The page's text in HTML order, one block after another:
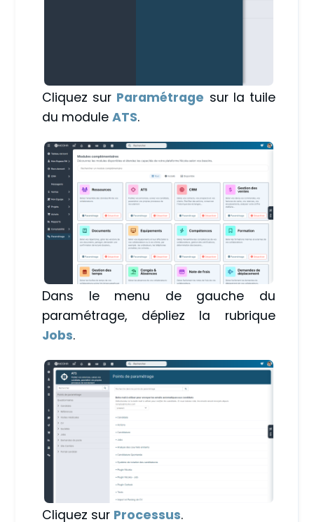
Cliquez sur Paramétrage sur la tuile
du moduleATS.
Dans le menu de gauche du
paramétrage, dépliez la rubrique
Jobs.
Cliquez sur Processus.